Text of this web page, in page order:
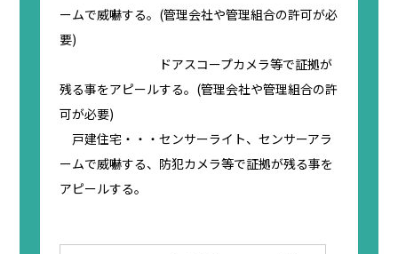
ームで威嚇する。(管理会社や管理組合の許可が必
要)
ドアスコープカメラ等で証拠が
残る事をアピールする。(管理会社や管理組合の許
可が必要)
戸建住宅・・・センサーライト、センサーアラ
ームで威嚇する、防犯カメラ等で証拠が残る事を
アピールする。